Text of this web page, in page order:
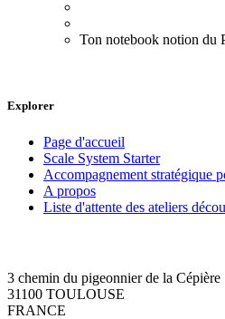
Ton notebook notion du
Explorer
Page d'accueil
Scale System Starter
Accompagnement stratégique
A propos
Liste d'attente des ateliers
3 chemin du pigeonnier de la Cépière
31100 TOULOUSE
FRANCE